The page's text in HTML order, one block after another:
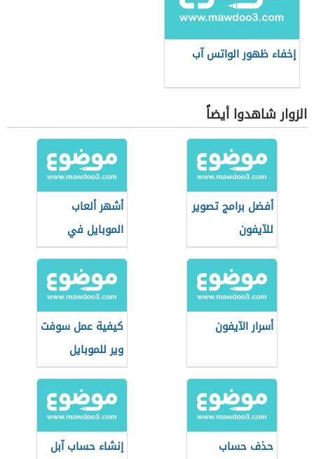
إخفاء ظهور الواتس آب
الزوار شاهدوا أيضاً
أفضل برامج تصوير
للآيفون
أشهر ألعاب
الموبايل في
العالم
أسرار الآيفون
كيفية عمل سوفت
وير للموبايل
حذف حساب
إنشاء حساب آبل